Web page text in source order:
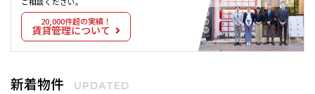
20,000件超の実績！
賃貸管理について
新着物件 UPDATED